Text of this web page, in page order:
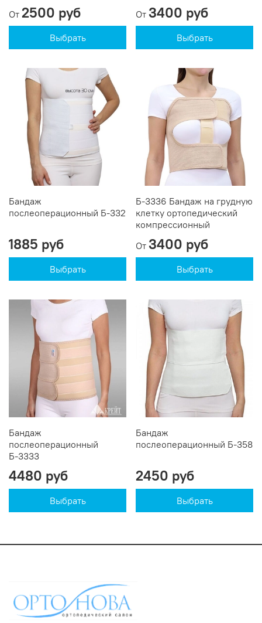
От 2500 руб
Выбрать
От 3400 руб
Выбрать
Бандаж
послеоперационный Б-332
1885 руб
Выбрать
Б-3336 Бандаж на грудную
клетку ортопедический
компрессионный
От 3400 руб
Выбрать
Бандаж
послеоперационный
Б-3333
4480 руб
Выбрать
Бандаж
послеоперационный Б-358
2450 руб
Выбрать